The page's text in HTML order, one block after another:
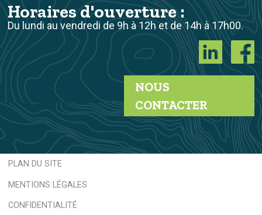
Horaires d'ouverture :
Du lundi au vendredi de 9h à 12h et de 14h à 17h00.
NOUS
CONTACTER
PLAN DU SITE
MENTIONS LÉGALES
CONFIDENTIALITÉ